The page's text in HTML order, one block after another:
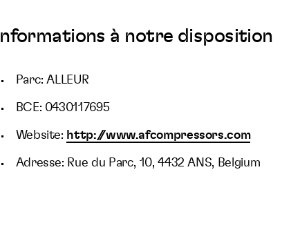
Informations à notre disposition
Parc: ALLEUR
BCE: 0430117695
Website: http://www.afcompressors.com
Adresse: Rue du Parc, 10, 4432 ANS, Belgium